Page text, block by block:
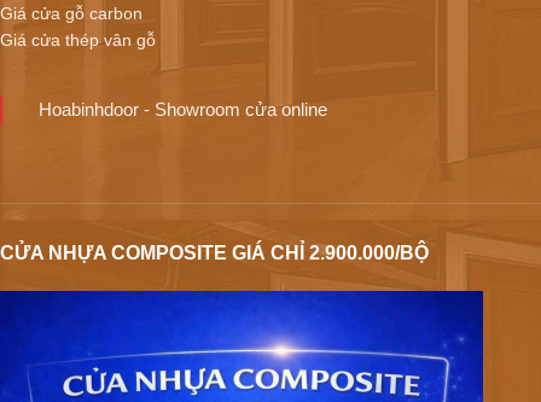
Giá cửa gỗ carbon
Giá cửa thép vân gỗ
Hoabinhdoor - Showroom cửa online
CỬA NHỰA COMPOSITE GIÁ CHỈ 2.900.000/BỘ